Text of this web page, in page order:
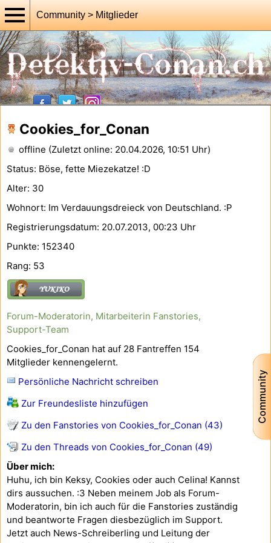
Community > Mitglieder
Community
Cookies_for_Conan
offline (Zuletzt online: 20.04.2026, 10:51 Uhr)
Status: Böse, fette Miezekatze! :D
Alter: 30
Wohnort: Im Verdauungsdreieck von Deutschland. :P
Registrierungsdatum: 20.07.2013, 00:23 Uhr
Punkte: 152340
Rang: 53
Forum-Moderatorin, Mitarbeiterin Fanstories,
Support-Team
Cookies_for_Conan hat auf 28 Fantreffen 154
Mitglieder kennengelernt.
Persönliche Nachricht schreiben
Zur Freundesliste hinzufügen
Zu den Fanstories von Cookies_for_Conan (43)
Zu den Threads von Cookies_for_Conan (49)
Über mich:
Huhu, ich bin Keksy, Cookies oder auch Celina! Kannst
dirs aussuchen. :3 Neben meinem Job als Forum-
Moderatorin, bin ich auch für die Fanstories zuständig
und beantworte Fragen diesbezüglich im Support.
Jetzt auch News-Schreiberling und Leitung der